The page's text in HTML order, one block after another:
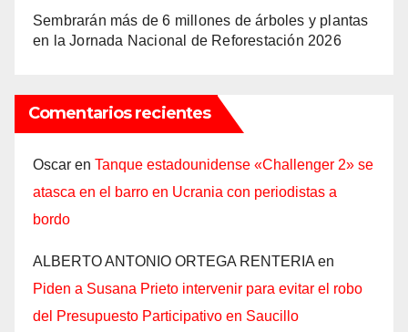
Sembrarán más de 6 millones de árboles y plantas
en la Jornada Nacional de Reforestación 2026
Comentarios recientes
Oscar en Tanque estadounidense «Challenger 2» se
atasca en el barro en Ucrania con periodistas a
bordo
ALBERTO ANTONIO ORTEGA RENTERIA en
Piden a Susana Prieto intervenir para evitar el robo
del Presupuesto Participativo en Saucillo